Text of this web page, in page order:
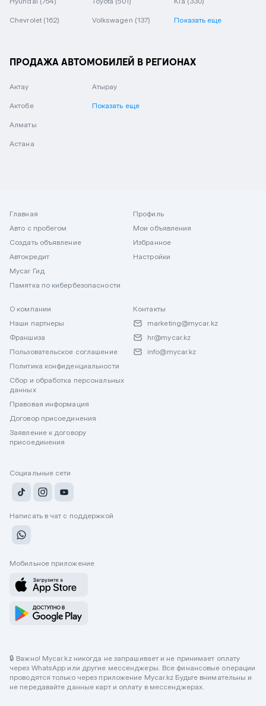
Chevrolet (162) Volkswagen (137) Показать еще
ПРОДАЖА АВТОМОБИЛЕЙ В РЕГИОНАХ
Актау
Актобе
Алматы
Астана
Атырау
Показать еще
Главная
Авто с пробегом
Создать объявление
Автокредит
Mycar Гид
Памятка по кибербезопасности
Профиль
Мои объявления
Избранное
Настройки
О компании
Наши партнеры
Франшиза
Пользовательское соглашение
Политика конфиденциальности
Сбор и обработка персональных
данных
Правовая информация
Договор присоединения
Заявление к договору
присоединения
Контакты
marketing@mycar.kz
hr@mycar.kz
info@mycar.kz
Социальные сети
Написать в чат с поддержкой
Мобильное приложение
🔒 Важно! Mycar.kz никогда не запрашивает и не принимает оплату
через WhatsApp или другие мессенджеры. Все финансовые операции
проводятся только через приложение Mycar.kz Будьте внимательны и
не передавайте данные карт и оплату в мессенджерах.